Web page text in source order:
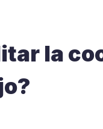
la